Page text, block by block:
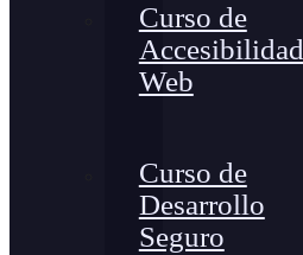
Curso de
Accesibilidad
Web
Curso de
Desarrollo
Seguro